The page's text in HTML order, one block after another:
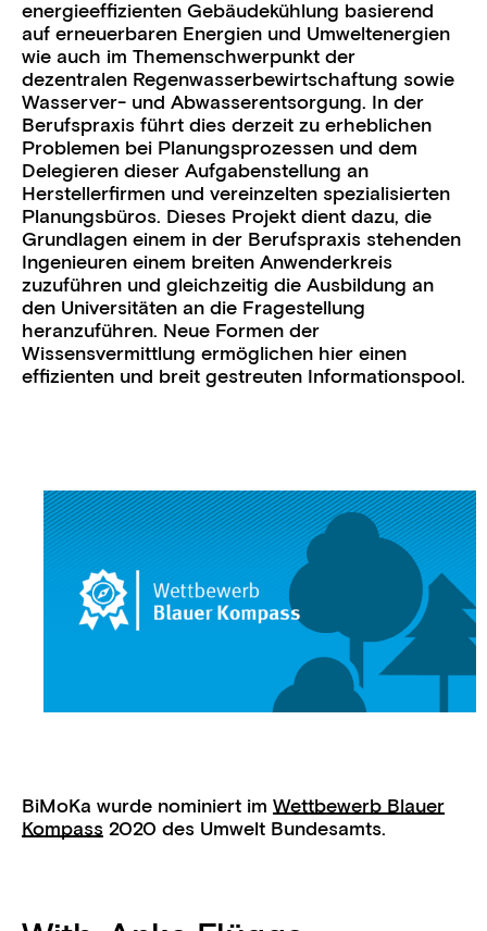
energieeffizienten Gebäudekühlung basierend
auf erneuerbaren Energien und Umweltenergien
wie auch im Themenschwerpunkt der
dezentralen Regenwasserbewirtschaftung sowie
Wasserver- und Abwasserentsorgung. In der
Berufspraxis führt dies derzeit zu erheblichen
Problemen bei Planungsprozessen und dem
Delegieren dieser Aufgabenstellung an
Herstellerfirmen und vereinzelten spezialisierten
Planungsbüros. Dieses Projekt dient dazu, die
Grundlagen einem in der Berufspraxis stehenden
Ingenieuren einem breiten Anwenderkreis
zuzuführen und gleichzeitig die Ausbildung an
den Universitäten an die Fragestellung
heranzuführen. Neue Formen der
Wissensvermittlung ermöglichen hier einen
effizienten und breit gestreuten Informationspool.
BiMoKa wurde nominiert im Wettbewerb Blauer
Kompass 2020 des Umwelt Bundesamts.